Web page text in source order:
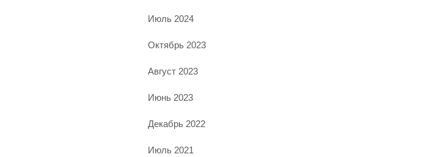
Июль 2024
Октябрь 2023
Август 2023
Июнь 2023
Декабрь 2022
Июль 2021